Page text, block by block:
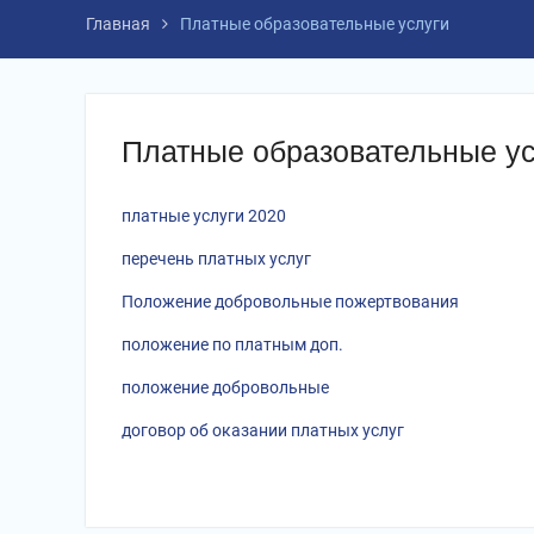
Главная Платные образовательные услуги
Платные образовательные
платные услуги 2020
перечень платных услуг
Положение добровольные пожертвования
положение по платным доп.
положение добровольные
договор об оказании платных услуг